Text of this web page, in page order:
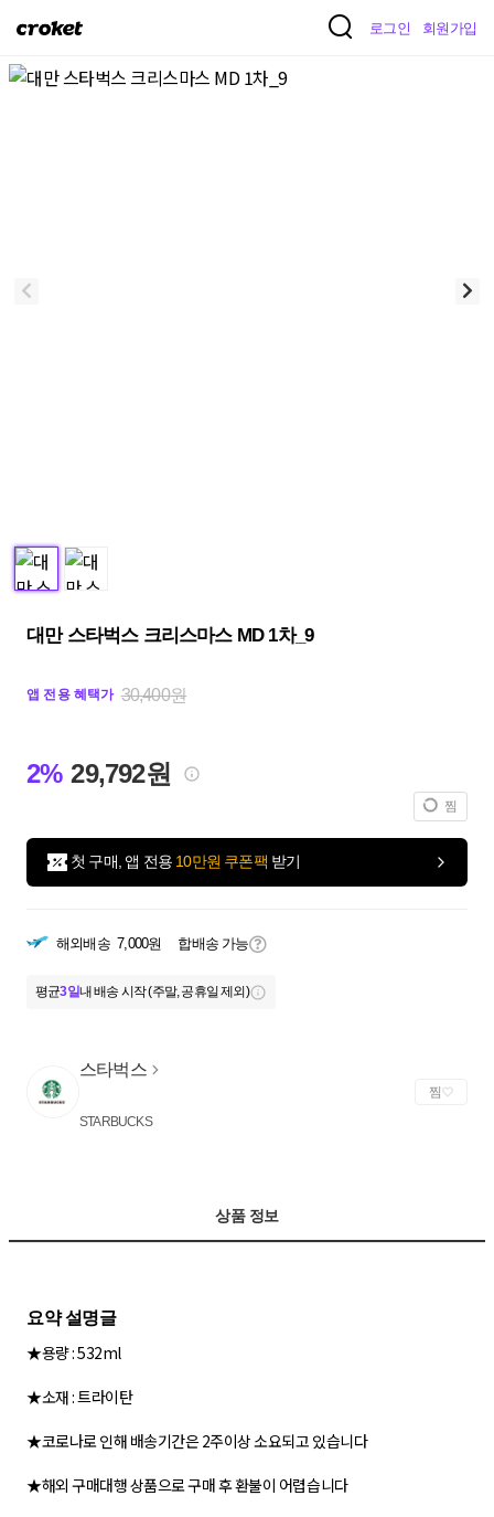
크
켓
로그인 회원가입
대만 스타벅스 크리스마스 MD 1차_9
앱 전용 혜택가 30,400원
2% 29,792원
찜
첫 구매, 앱 전용 10만원 쿠폰팩 받기
해외배송 7,000원 합배송 가능
평균3일내 배송 시작 (주말, 공휴일 제외)
스타벅스
STARBUCKS
찜
상품 정보
요약 설명글
★용량 : 532ml
★소재 : 트라이탄
★코로나로 인해 배송기간은 2주이상 소요되고 있습니다
★해외 구매대행 상품으로 구매 후 환불이 어렵습니다